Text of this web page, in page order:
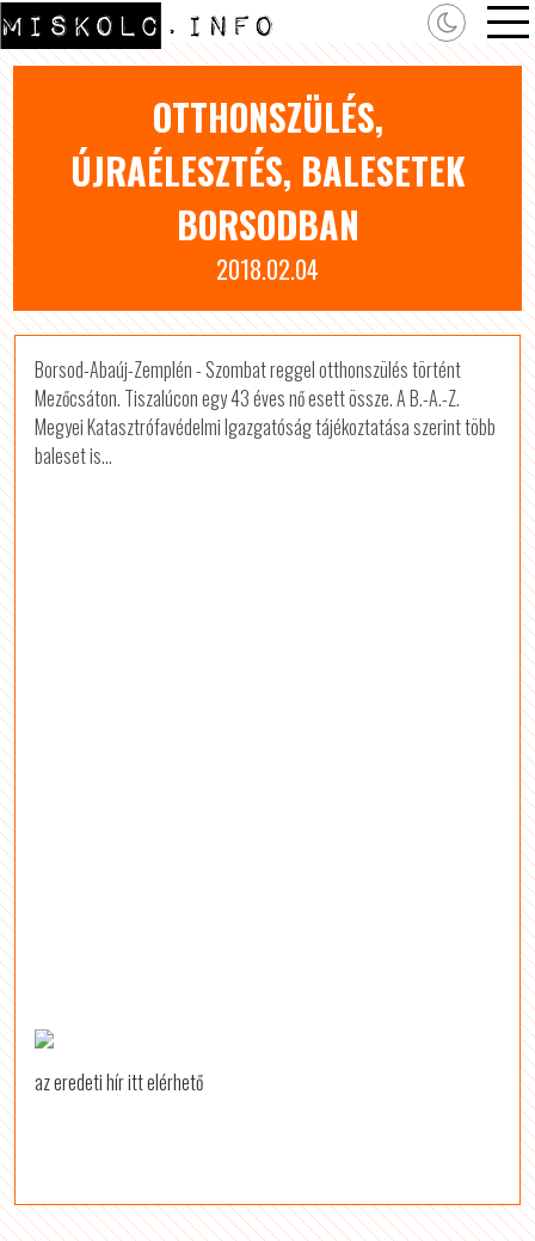
OTTHONSZÜLÉS,
ÚJRAÉLESZTÉS, BALESETEK
BORSODBAN
2018.02.04
Borsod-Abaúj-Zemplén - Szombat reggel otthonszülés történt
Mezőcsáton. Tiszalúcon egy 43 éves nő esett össze. A B.-A.-Z.
Megyei Katasztrófavédelmi Igazgatóság tájékoztatása szerint több
baleset is...
az eredeti hír itt elérhető